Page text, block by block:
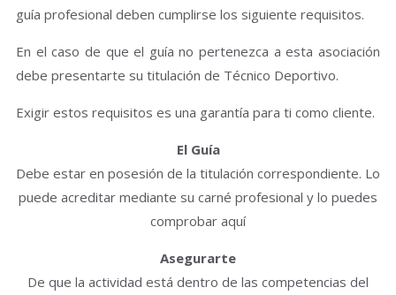
guía profesional deben cumplirse los siguiente requisitos.
En el caso de que el guía no pertenezca a esta asociación
debe presentarte su titulación de Técnico Deportivo.
Exigir estos requisitos es una garantía para ti como cliente.
El Guía
Debe estar en posesión de la titulación correspondiente. Lo
puede acreditar mediante su carné profesional y lo puedes
comprobar aquí
Asegurarte
De que la actividad está dentro de las competencias del